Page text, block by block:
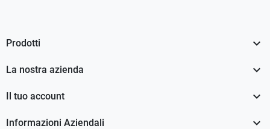
Prodotti 
La nostra azienda 
Il tuo account 
Informazioni Aziendali 